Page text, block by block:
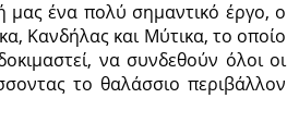
μας ένα πολύ σημαντικό έργο, ο
Κανδήλας και Μύτικα, το οποίο
να συνδεθούν όλοι οι
το θαλάσσιο περιβάλλον